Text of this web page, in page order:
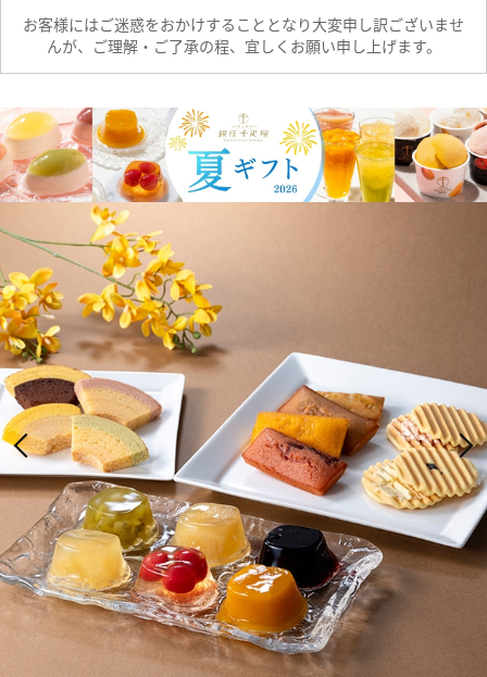
お客様にはご迷惑をおかけすることとなり大変申し訳ございませ
んが、ご理解・ご了承の程、宜しくお願い申し上げます。